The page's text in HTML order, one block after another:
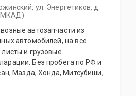
ул. Энергетиков, д.
МКАД)
автозапчасти из
автомобилей, на всё
и грузовые
Без пробега по РФ и
Мазда, Хонда, Митсубиши,